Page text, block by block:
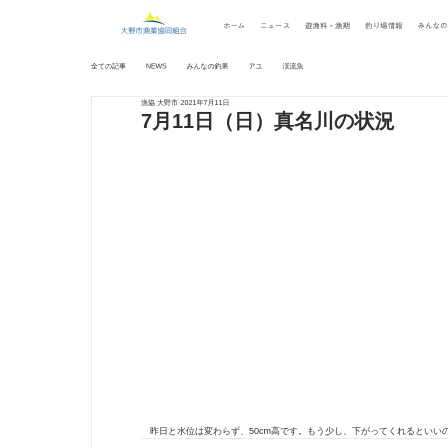
ホーム ニュース 遊漁料・漁期 釣り場情報 みんな
全ての記事 NEWS みんなの釣果 アユ 渓流魚
7月11日（日）真名川の状況
漁協 大野市 2021年7月11日
昨日と水位は変わらず、50cm高です。もう少し、下がってくれるといい